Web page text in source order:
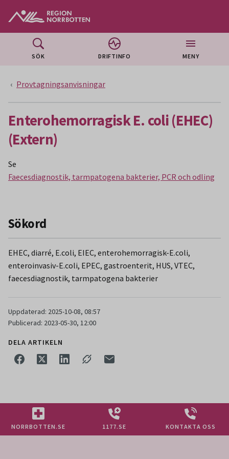
SÖK DRIFTINFO MENY
Provtagningsanvisningar
Enterohemorragisk E. coli (EHEC)
(Extern)
Se
Faecesdiagnostik, tarmpatogena bakterier, PCR och odling
Sökord
EHEC, diarré, E.coli, EIEC, enterohemorragisk-E.coli,
enteroinvasiv-E.coli, EPEC, gastroenterit, HUS, VTEC,
faecesdiagnostik, tarmpatogena bakterier
Uppdaterad: 2025-10-08, 08:57
Publicerad: 2023-05-30, 12:00
DELA ARTIKELN
NORRBOTTEN.SE 1177.SE KONTAKTA OSS